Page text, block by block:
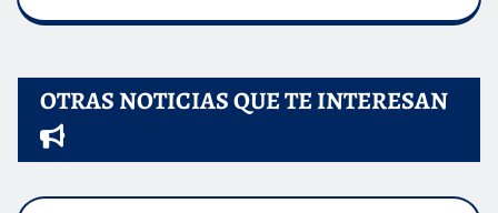
OTRAS NOTICIAS QUE TE INTERESAN